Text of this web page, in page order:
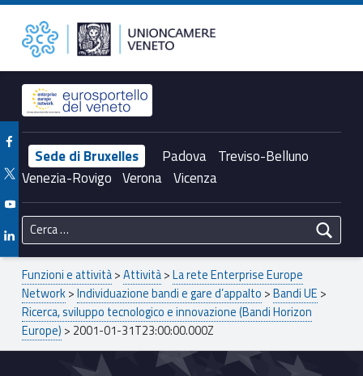
2001-01-31T23:00:00.000Z – Unioncamere del Veneto Unioncamere del Veneto
Header info sidebar
Sede di Bruxelles Padova Treviso-Belluno
Venezia-Rovigo Verona Vicenza
Facebook Unioncamere Veneto
Twitter Unioncamere Veneto
Youtube Unioncamere Veneto
Linkedin Unioncamere Veneto
Ricerca per:
Breadcrumbs navigation
Funzioni e attività>Attività>La rete Enterprise Europe
Network>Individuazione bandi e gare d’appalto >Bandi UE >
Ricerca, sviluppo tecnologico e innovazione (Bandi Horizon
Europe) > 2001-01-31T23:00:00.000Z